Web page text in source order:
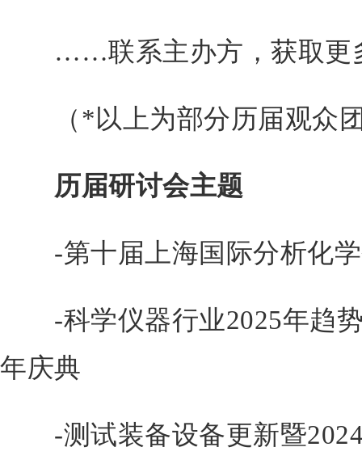
……联系主办方，获取更
（*以上为部分历届观众团
历届研讨会主题
-第十届上海国际分析化学
-科学仪器行业2025年趋势
年庆典
-测试装备设备更新暨